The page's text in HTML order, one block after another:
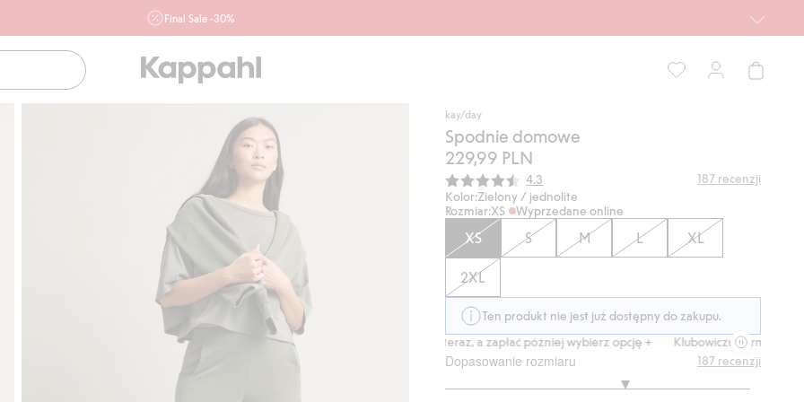
Final Sale -30%
ofertę, również z działu outlet do 10.8 w sklepach Kappahl i
Newbie oraz na kappahl.com. Ofert nie łączymy
Kobieta kay/day
Spodnie domowe
229,99 PLN
Średnia ocena:
4.3 187 recenzji
Kolor:Zielony / jednolite
Rozmiar:XS Wyprzedane online
XS S M L XL
2XL
Ten produkt nie jest już dostępny do zakupu.
Klubowiczu darmowa dostawa od 150 zł
Kup teraz, a zapłać później wybierz opcję + Klubowiczu darmowa
Dopasowanie rozmiaru 187 recenzji